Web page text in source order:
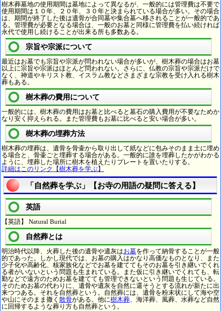
樹木葬墓地の使用期間は墓地によって異なるが、一般的には管理費は不要で
使用期間は１０年、２０年、３０年と決まられている場合が多い。その場合
は、期間が終了した後は遺骨が合同墓や集合墓へ移されることが一般的であ
る。管理費が必要となる場合は、一般のお墓と同様に管理費を払い続ければ
永代で使用し続けることが出来る所も多数ある。
宗旨や宗派について
最近はお墓でも宗旨や宗派が問われない場合が多いが、樹木葬の場合はお墓
以上に宗旨や宗派はほとんど問われない。さらに、仏教の宗旨や宗派だけで
なく、神道やキリスト教、イスラム教などさまざまな宗教を受け入れる樹木
葬もある。
樹木葬の費用について
一般的には、樹木葬の費用はお墓と比べると墓石の購入費用が不要なためか
なり安く抑えられる。また管理費もお墓に比べると安い場合が多い。
樹木葬の埋葬方法
樹木葬の埋葬は、遺骨を骨壷から取り出して紙などに包みそのまま土に埋め
る場合と、骨壷ごと埋葬する場合がある。一般的に誰を埋葬したかがわかる
ように、埋葬した場所に樹木を植えたりプレートを置いたりする。
詳細はこのリンク【樹木葬を学ぶ】
「自然葬を学ぶ」【お寺の用語の疑問に答える】
英語
【英語】 Natural Burial
自然葬とは
明治時代以降、火葬した後の遺骨や遺灰はお墓を作って納骨することが一般
的であった。しかし現代では、お墓の購入はかなり高価なものとなり、また
少子化や高齢化、核家族化などでお墓を建ててもそのお墓を引き継いでくれ
る者がいないという問題も生まれている。また仮に引き継いでくれても、転
勤などで遠方のためお墓を建てても管理できないという問題も生じている。
そのためお墓の代わりに、遺骨や遺灰を自然に還そうとする流れが新たに出
来つつある。それを自然葬という。自然葬には、遺骨を粉末状にして海や空
や山にそのまま撒く 散骨がある。他に樹木葬、海洋葬、風葬、水葬など自然
に回帰するような葬り方も自然葬という。